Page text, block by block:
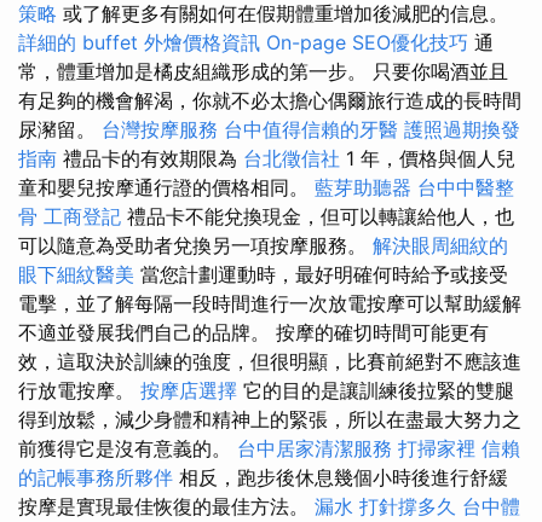
策略 或了解更多有關如何在假期體重增加後減肥的信息。
詳細的 buffet 外燴價格資訊 On-page SEO優化技巧 通
常，體重增加是橘皮組織形成的第一步。 只要你喝酒並且
有足夠的機會解渴，你就不必太擔心偶爾旅行造成的長時間
尿瀦留。 台灣按摩服務 台中值得信賴的牙醫 護照過期換發
指南 禮品卡的有效期限為 台北徵信社 1 年，價格與個人兒
童和嬰兒按摩通行證的價格相同。 藍芽助聽器 台中中醫整
骨 工商登記 禮品卡不能兌換現金，但可以轉讓給他人，也
可以隨意為受助者兌換另一項按摩服務。 解決眼周細紋的
眼下細紋醫美 當您計劃運動時，最好明確何時給予或接受
電擊，並了解每隔一段時間進行一次放電按摩可以幫助緩解
不適並發展我們自己的品牌。 按摩的確切時間可能更有
效，這取決於訓練的強度，但很明顯，比賽前絕對不應該進
行放電按摩。 按摩店選擇 它的目的是讓訓練後拉緊的雙腿
得到放鬆，減少身體和精神上的緊張，所以在盡最大努力之
前獲得它是沒有意義的。 台中居家清潔服務 打掃家裡 信賴
的記帳事務所夥伴 相反，跑步後休息幾個小時後進行舒緩
按摩是實現最佳恢復的最佳方法。 漏水 打針撐多久 台中體